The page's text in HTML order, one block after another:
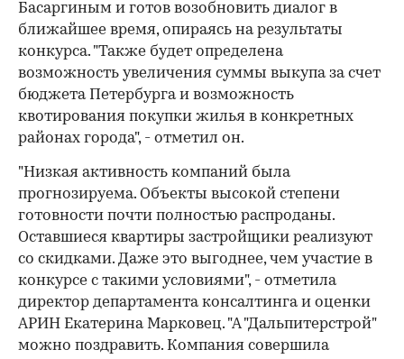
Басаргиным и готов возобновить диалог в
ближайшее время, опираясь на результаты
конкурса. "Также будет определена
возможность увеличения суммы выкупа за счет
бюджета Петербурга и возможность
квотирования покупки жилья в конкретных
районах города", - отметил он.
"Низкая активность компаний была
прогнозируема. Объекты высокой степени
готовности почти полностью распроданы.
Оставшиеся квартиры застройщики реализуют
со скидками. Даже это выгоднее, чем участие в
конкурсе с такими условиями", - отметила
директор департамента консалтинга и оценки
АРИН Екатерина Марковец. "А "Дальпитерстрой"
можно поздравить. Компания совершила